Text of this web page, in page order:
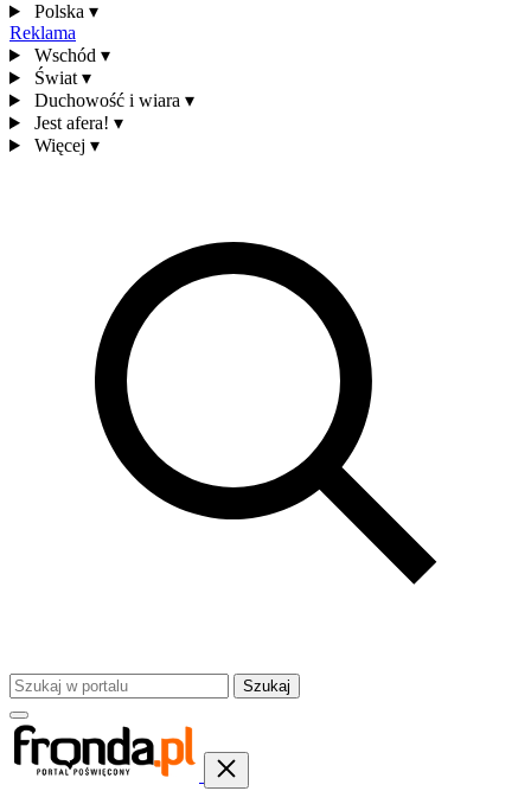
Polska ▾
Reklama
Wschód ▾
Świat ▾
Duchowość i wiara ▾
Jest afera! ▾
Więcej ▾
Szukaj